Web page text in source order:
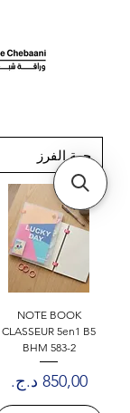
NOTE BOOK
CLASSEUR 5en1 B5
BHM 583-2
السعر‏850,00 د.ج.‏